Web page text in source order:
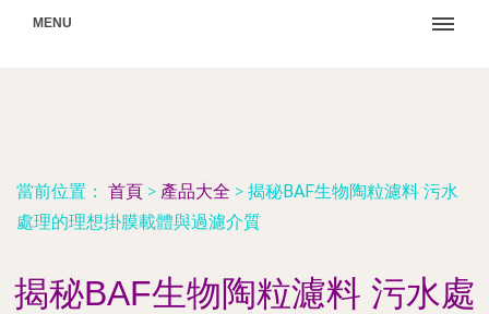
MENU
當前位置： 首頁 > 產品大全 > 揭秘BAF生物陶粒濾料 污水
處理的理想掛膜載體與過濾介質
揭秘BAF生物陶粒濾料 污水處